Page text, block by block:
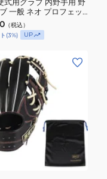
一般 ネオ プロフェッ
ライン APL-NE066
（税込）
(3%) UP